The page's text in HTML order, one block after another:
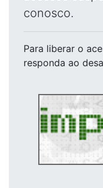
conosco.
Para liberar o
responda ao